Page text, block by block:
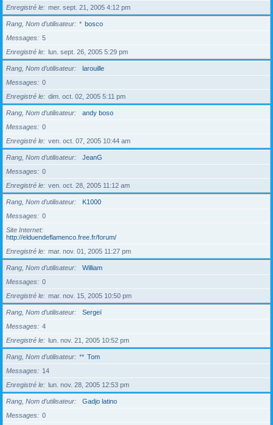
Enregistré le
mer. sept. 21, 2005 4:12 pm
Rang, Nom d’utilisateur * bosco
Messages
5
Enregistré le
lun. sept. 26, 2005 5:29 pm
Rang, Nom d’utilisateur
larouille
Messages
0
Enregistré le
dim. oct. 02, 2005 5:11 pm
Rang, Nom d’utilisateur
andy boso
Messages
0
Enregistré le
ven. oct. 07, 2005 10:44 am
Rang, Nom d’utilisateur
JeanG
Messages
0
Enregistré le
ven. oct. 28, 2005 11:12 am
Rang, Nom d’utilisateur
K1000
Messages
0
Site Internet
http://elduendeflamenco.free.fr/forum/
Enregistré le
mar. nov. 01, 2005 11:27 pm
Rang, Nom d’utilisateur
William
Messages
0
Enregistré le
mar. nov. 15, 2005 10:50 pm
Rang, Nom d’utilisateur
Sergeï
Messages
4
Enregistré le
lun. nov. 21, 2005 10:52 pm
Rang, Nom d’utilisateur ** Tom
Messages
14
Enregistré le
lun. nov. 28, 2005 12:53 pm
Rang, Nom d’utilisateur
Gadjo latino
Messages
0